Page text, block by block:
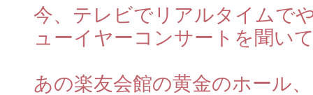
今、テレビでリアルタイムで
ューイヤーコンサートを聞い
あの楽友会館の黄金のホール、